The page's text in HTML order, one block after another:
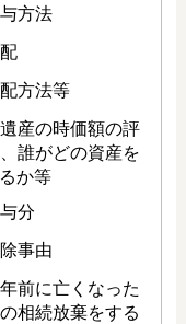
方法
方法等
産の時価額の評
誰がどの資産を
か等
分
事由
前に亡くなった
相続放棄をする